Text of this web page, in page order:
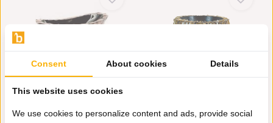
Bowl Mother of Pearl L46
B20 H13 cm - Br...
mensen, dat gezegde kent
Schelpvaas Ronde Pot 42
mensen, dat gezegde kent
Consent About cookies Details
This website uses cookies
We use cookies to personalize content and ads, provide social